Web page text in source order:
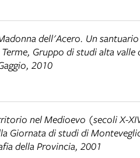
dell'Acero. Un
Gruppo di studi alta valle
2010
nel Medioevo (secoli X-
Giornata di studi di
della Provincia, 2001